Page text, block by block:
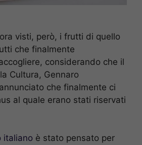
visti, però, i frutti di quello
che finalmente
considerando che il
Cultura, Gennaro
che finalmente ci
al quale erano stati riservati
italiano è stato pensato per